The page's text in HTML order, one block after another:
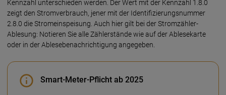
Kennzahl unter­schieden werden. Der Wert mit der Kenn­zahl 1.8.0
zeigt den Strom­ver­brauch, jener mit der Identi­fizierungs­nummer
2.8.0 die Strom­ein­speisung. Auch hier gilt bei der Stromzähler-
Ablesung: Notieren Sie alle Zähler­stände wie auf der Ab­lese­karte
oder in der Ab­lese­benach­richti­gung angegeben.
Smart-Meter-Pflicht ab 2025